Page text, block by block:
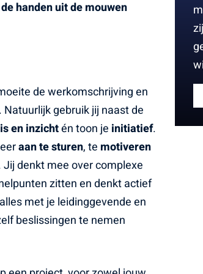
handen uit de mouwen
de werkomschrijving en
gebruik jij naast de
en inzichtén toon je initiatief.
aan te sturen, te motiveren
denkt mee over complexe
zitten en denkt actief
met je leidinggevende en
beslissingen te nemen